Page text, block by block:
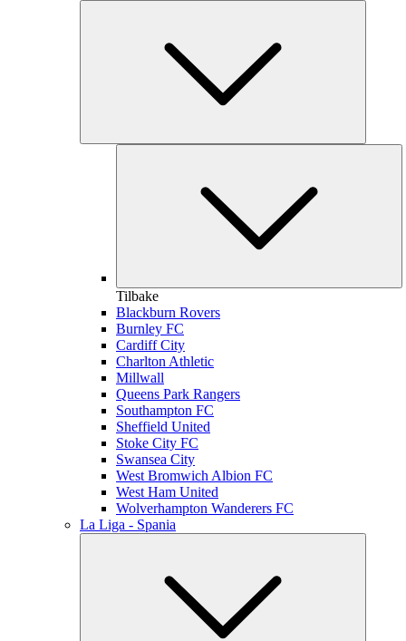
Tilbake
Blackburn Rovers
Burnley FC
Cardiff City
Charlton Athletic
Millwall
Queens Park Rangers
Southampton FC
Sheffield United
Stoke City FC
Swansea City
West Bromwich Albion FC
West Ham United
Wolverhampton Wanderers FC
La Liga - Spania